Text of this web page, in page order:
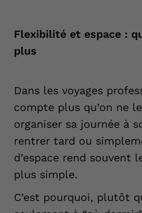
Flexibilité et espace :
plus
Dans les voyages
compte plus qu’on ne
organiser sa journée à
rentrer tard ou
d’espace rend souvent
plus simple.
C’est pourquoi, plutôt